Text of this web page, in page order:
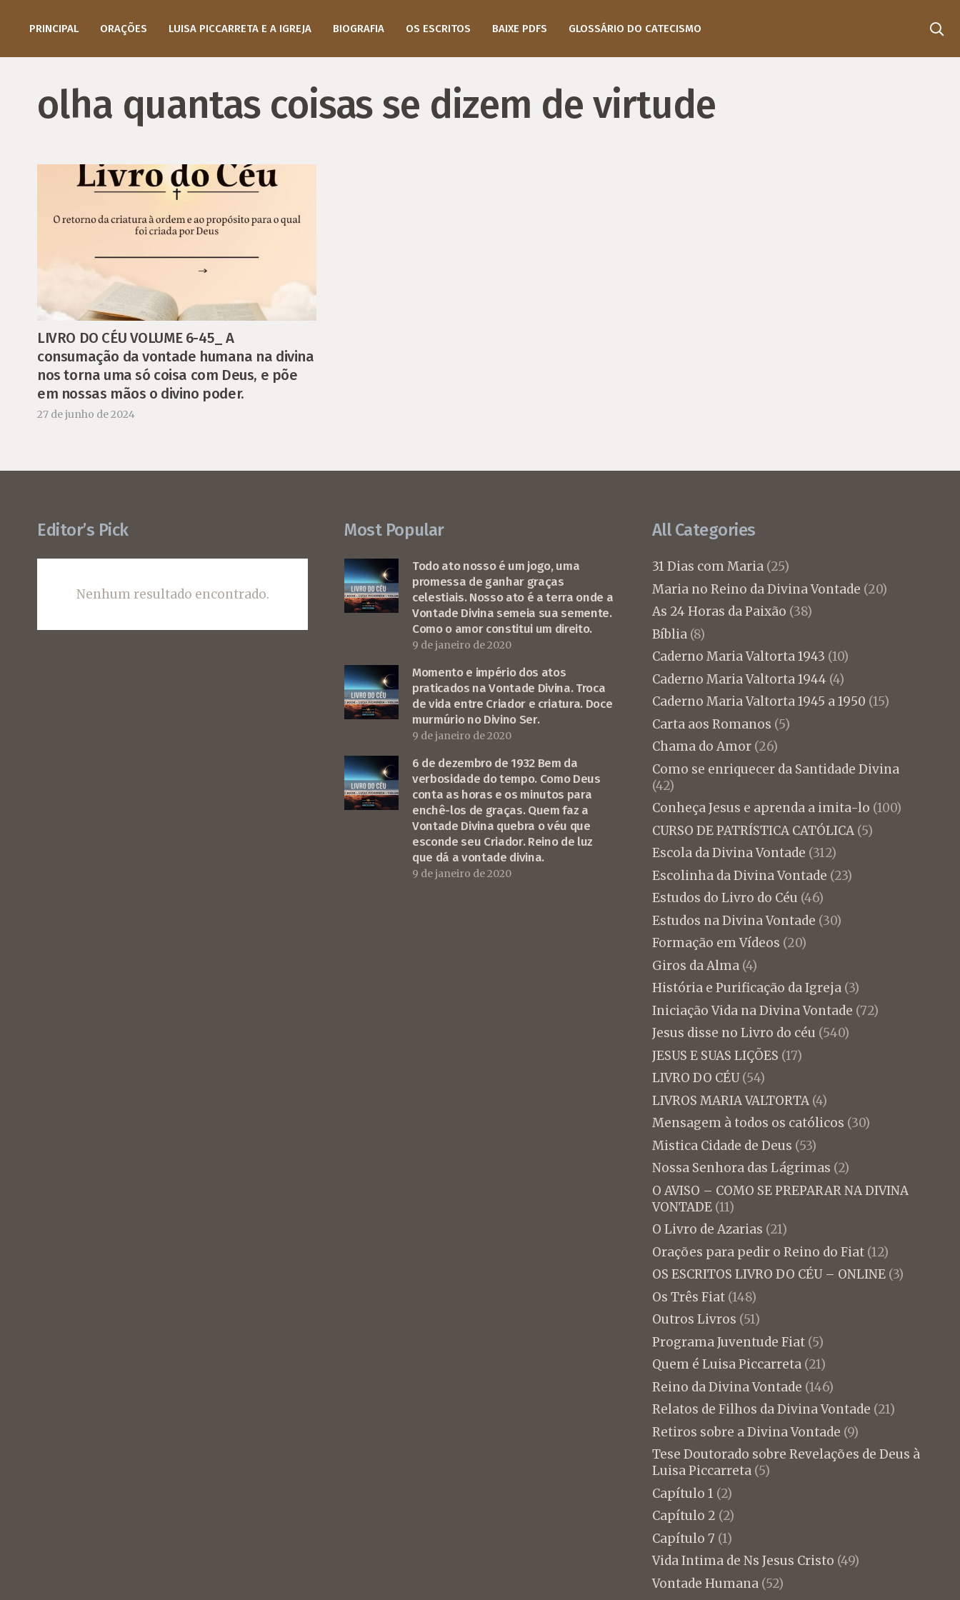
PRINCIPAL ORAÇÕES LUISA PICCARRETA E A IGREJA BIOGRAFIA OS ESCRITOS BAIXE PDFS GLOSSÁRIO DO CATECISMO
olha quantas coisas se dizem de virtude
LIVRO DO CÉU VOLUME 6-45_ A
consumação da vontade humana na divina
nos torna uma só coisa com Deus, e põe
em nossas mãos o divino poder.
27 de junho de 2024
Editor’s Pick
Nenhum resultado encontrado.
Most Popular
Todo ato nosso é um jogo, uma
promessa de ganhar graças
celestiais. Nosso ato é a terra onde a
Vontade Divina semeia sua semente.
Como o amor constitui um direito.
9 de janeiro de 2020
Momento e império dos atos
praticados na Vontade Divina. Troca
de vida entre Criador e criatura. Doce
murmúrio no Divino Ser.
9 de janeiro de 2020
6 de dezembro de 1932 Bem da
verbosidade do tempo. Como Deus
conta as horas e os minutos para
enchê-los de graças. Quem faz a
Vontade Divina quebra o véu que
esconde seu Criador. Reino de luz
que dá a vontade divina.
9 de janeiro de 2020
All Categories
31 Dias com Maria(25)
Maria no Reino da Divina Vontade (20)
As 24 Horas da Paixão (38)
Bíblia(8)
Caderno Maria Valtorta 1943 (10)
Caderno Maria Valtorta 1944(4)
Caderno Maria Valtorta 1945 a 1950 (15)
Carta aos Romanos (5)
Chama do Amor(26)
Como se enriquecer da Santidade Divina
(42)
Conheça Jesus e aprenda a imita-lo (100)
CURSO DE PATRÍSTICA CATÓLICA(5)
Escola da Divina Vontade (312)
Escolinha da Divina Vontade (23)
Estudos do Livro do Céu (46)
Estudos na Divina Vontade (30)
Formação em Vídeos (20)
Giros da Alma(4)
História e Purificação da Igreja(3)
Iniciação Vida na Divina Vontade (72)
Jesus disse no Livro do céu (540)
JESUS E SUAS LIÇÕES (17)
LIVRO DO CÉU(54)
LIVROS MARIA VALTORTA(4)
Mensagem à todos os católicos (30)
Mistica Cidade de Deus (53)
Nossa Senhora das Lágrimas (2)
O AVISO – COMO SE PREPARAR NA DIVINA
VONTADE(11)
O Livro de Azarias (21)
Orações para pedir o Reino do Fiat(12)
OS ESCRITOS LIVRO DO CÉU – ONLINE(3)
Os Três Fiat(148)
Outros Livros (51)
Programa Juventude Fiat(5)
Quem é Luisa Piccarreta(21)
Reino da Divina Vontade (146)
Relatos de Filhos da Divina Vontade (21)
Retiros sobre a Divina Vontade (9)
Tese Doutorado sobre Revelações de Deus à
Luisa Piccarreta(5)
Capítulo 1 (2)
Capítulo 2 (2)
Capítulo 7 (1)
Vida Intima de Ns Jesus Cristo (49)
Vontade Humana(52)